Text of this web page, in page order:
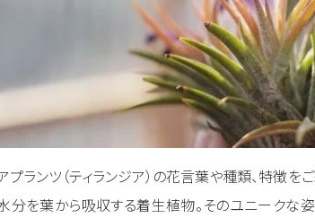
プランツ（ティランジア）の花言葉や種類、特徴を
分を葉から吸収する着生植物。そのユニークな